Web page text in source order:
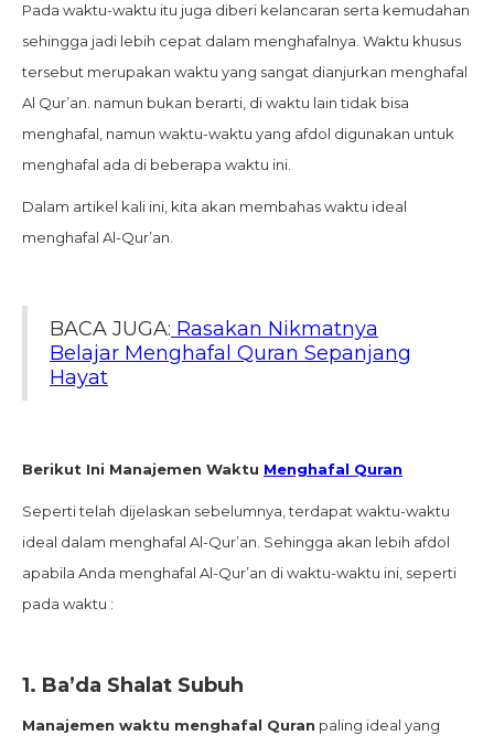
Pada waktu-waktu itu juga diberi kelancaran serta kemudahan
sehingga jadi lebih cepat dalam menghafalnya. Waktu khusus
tersebut merupakan waktu yang sangat dianjurkan menghafal
Al Qur’an. namun bukan berarti, di waktu lain tidak bisa
menghafal, namun waktu-waktu yang afdol digunakan untuk
menghafal ada di beberapa waktu ini.
Dalam artikel kali ini, kita akan membahas waktu ideal
menghafal Al-Qur’an.
BACA JUGA: Rasakan Nikmatnya
Belajar Menghafal Quran Sepanjang
Hayat
Berikut Ini Manajemen Waktu Menghafal Quran
Seperti telah dijelaskan sebelumnya, terdapat waktu-waktu
ideal dalam menghafal Al-Qur’an. Sehingga akan lebih afdol
apabila Anda menghafal Al-Qur’an di waktu-waktu ini, seperti
pada waktu :
1. Ba’da Shalat Subuh
Manajemen waktu menghafal Quran paling ideal yang